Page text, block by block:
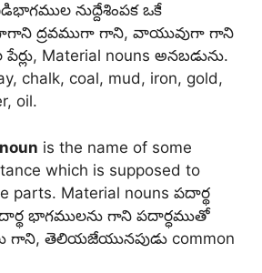
నుద్దేశింపక ఒకే
ద్రవముగా గాని, వాయువుగా గాని
Material nouns అనబడును.
chalk, coal, mud, iron, gold,
oil.
is the name of some
which is supposed to
parts. Material nouns పదార్థ
భాగములను గాని పదార్ధముతో
గాని, తెలియజేయునపుడు common